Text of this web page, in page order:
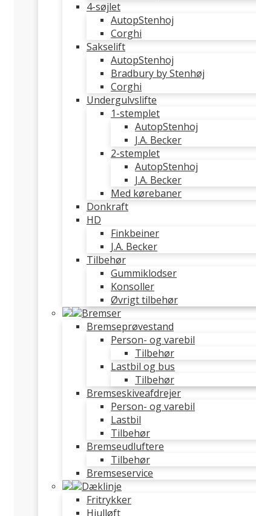
4-søjlet
AutopStenhoj
Corghi
Sakselift
AutopStenhoj
Bradbury by Stenhøj
Corghi
Undergulvslifte
1-stemplet
AutopStenhoj
J.A. Becker
2-stemplet
AutopStenhoj
J.A. Becker
Med kørebaner
Donkraft
HD
Finkbeiner
J.A. Becker
Tilbehør
Gummiklodser
Konsoller
Øvrigt tilbehør
Bremser
Bremseprøvestand
Person- og varebil
Tilbehør
Lastbil og bus
Tilbehør
Bremseskiveafdrejer
Person- og varebil
Lastbil
Tilbehør
Bremseudluftere
Tilbehør
Bremseservice
Dæklinje
Fritrykker
Hjulløft